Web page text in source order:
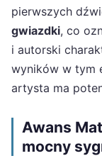
pierwszych
gwiazdki, co
i autorski
wyników w tym
artysta ma
Awans
mocny